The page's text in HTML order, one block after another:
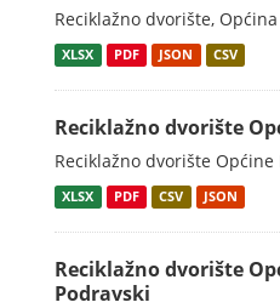
Reciklažno dvorište,
XLSX PDF JSON CSV
Reciklažno dvorište
Reciklažno dvorište Općine
XLSX PDF CSV JSON
Reciklažno dvorište
Podravski